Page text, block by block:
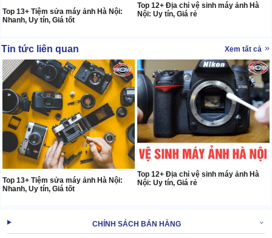
Top 13+ Tiệm sửa máy ảnh Hà Nội:
Nhanh, Uy tín, Giá tốt
Top 12+ Địa chỉ vệ sinh máy ảnh Hà
Nội: Uy tín, Giá rẻ
Tin tức liên quan Xem tất cả
Top 13+ Tiệm sửa máy ảnh Hà Nội:
Nhanh, Uy tín, Giá tốt
Top 12+ Địa chỉ vệ sinh máy ảnh Hà
Nội: Uy tín, Giá rẻ
CHÍNH SÁCH BÁN HÀNG